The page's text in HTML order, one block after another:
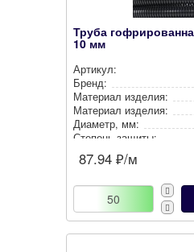
Труба
10 мм
Артикул:
Бренд:
Материал изделия:
Материал изделия:
Диаметр, мм:
Степень защиты:
Наличие протяжки:
Цвет:
87.94 ₽/м